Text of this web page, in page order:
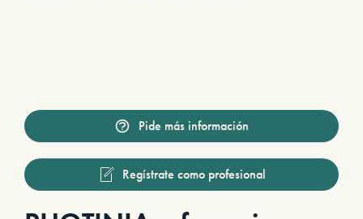
Pide más información
Regístrate como profesional